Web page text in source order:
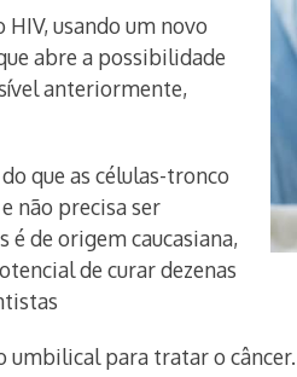
usando um novo
abre a possibilidade
anteriormente,
que as células-tronco
não precisa ser
de origem caucasiana,
de curar dezenas
para tratar o